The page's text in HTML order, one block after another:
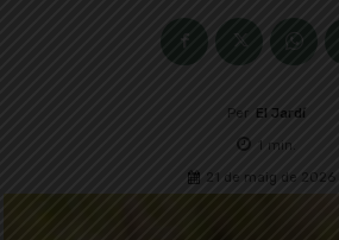
Per El Jardí
1 min.
21 de maig de 2026